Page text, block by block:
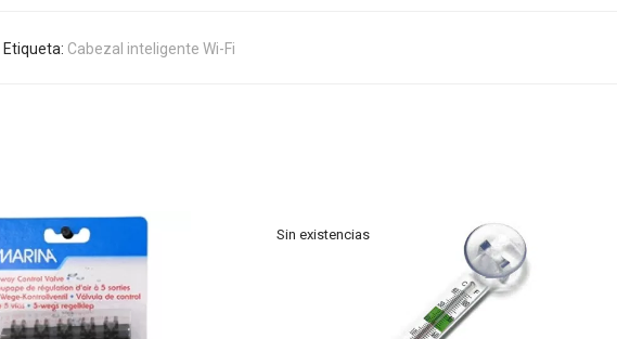
Etiqueta: Cabezal inteligente Wi-Fi